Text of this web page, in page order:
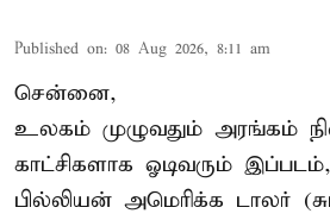
Published on: 08 Aug 2026, 8:11 am
சென்னை,
உலகம் முழுவதும் அரங்கம்
காட்சிகளாக ஓடிவரும்
பில்லியன் அமெரிக்க டாலர்